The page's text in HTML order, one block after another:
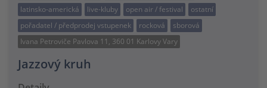
latinsko-americká
live-kluby open air / festival
ostatní
pořadatel / předprodej vstupenek
rocková
sborová
Ivana Petroviče Pavlova 11, 360 01 Karlovy Vary
Jazzový kruh